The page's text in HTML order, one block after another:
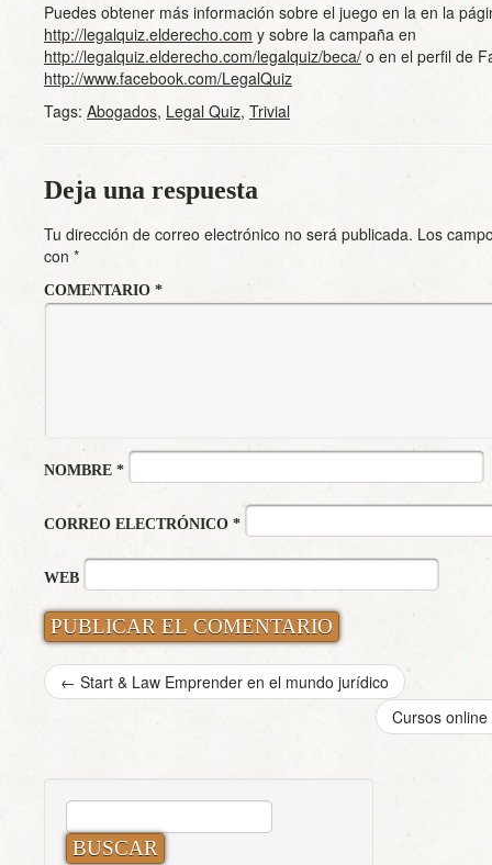
Puedes obtener más información sobre el juego en la en la
http://legalquiz.elderecho.com y sobre la campaña en
http://legalquiz.elderecho.com/legalquiz/beca/ o en el perfil de
http://www.facebook.com/LegalQuiz
Tags: Abogados, Legal Quiz, Trivial
Deja una respuesta
Tu dirección de correo electrónico no será publicada. Los
con *
COMENTARIO *
NOMBRE *
CORREO ELECTRÓNICO *
WEB
← Start & Law Emprender en el mundo jurídico
Cursos
BUSCAR: